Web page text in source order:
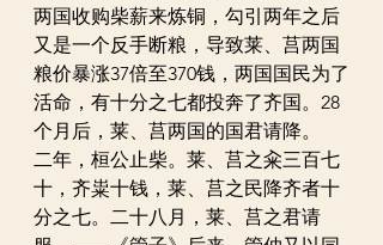
两国收购柴薪来炼铜，勾引两年之后
又是一个反手断粮，导致莱、莒两国
粮价暴涨37倍至370钱，两国国民为了
活命，有十分之七都投奔了齐国。28
个月后，莱、莒两国的国君请降。
二年，桓公止柴。莱、莒之籴三百七
十，齐粜十钱，莱、莒之民降齐者十
分之七。二十八月，莱、莒之君请